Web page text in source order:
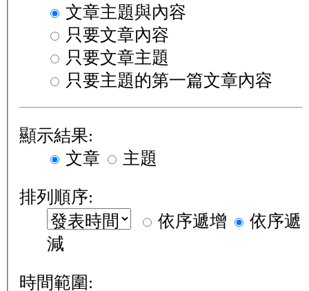
文章主題與內容
只要文章內容
只要文章主題
只要主題的第一篇文章內容
顯示結果:
文章
主題
排列順序:
依序遞增
依序遞
減
時間範圍: